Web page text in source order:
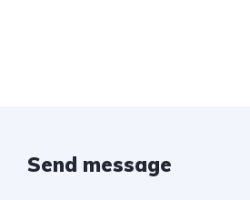
Send message